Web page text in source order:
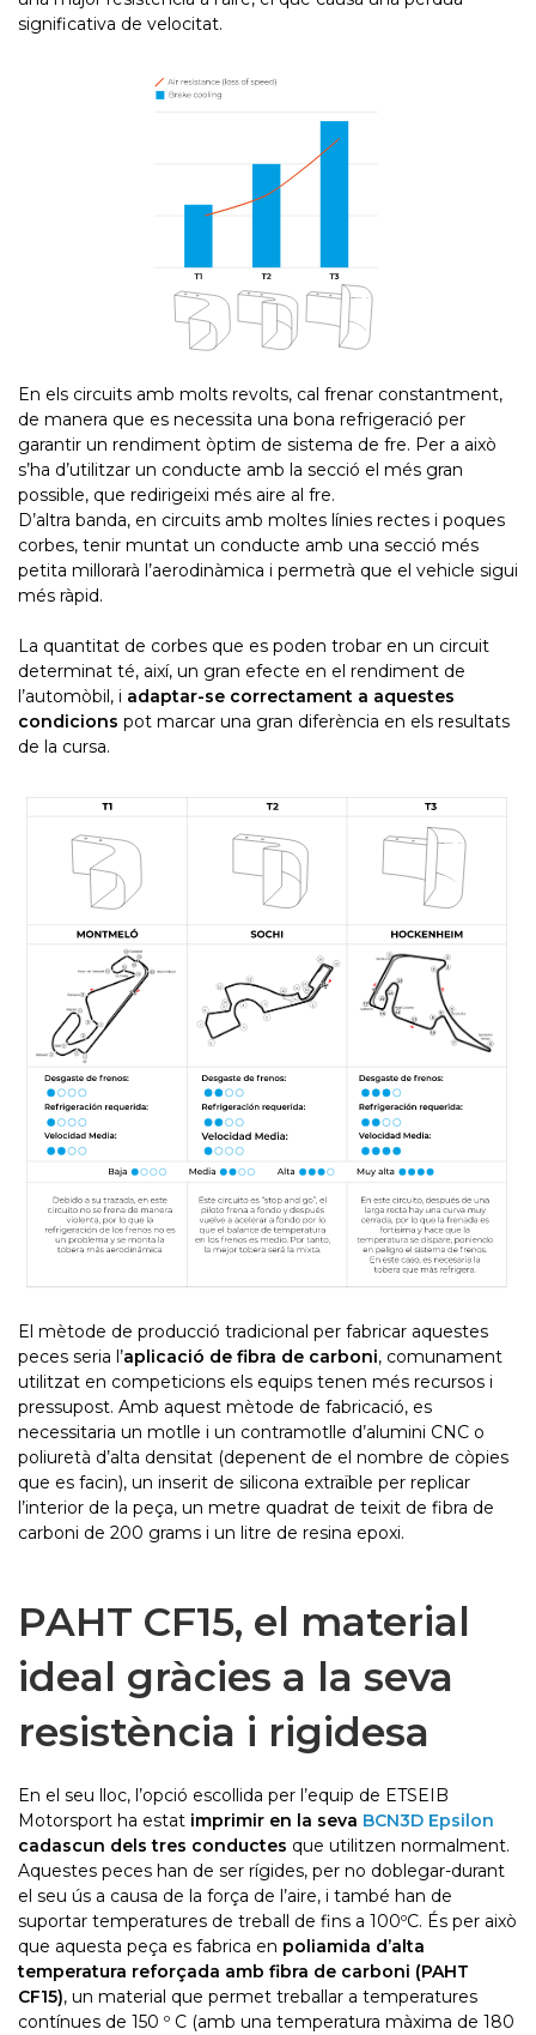
significativa de velocitat.
En els circuits amb molts revolts, cal frenar constantment,
de manera que es necessita una bona refrigeració per
garantir un rendiment òptim de sistema de fre. Per a això
s’ha d’utilitzar un conducte amb la secció el més gran
possible, que redirigeixi més aire al fre.
D’altra banda, en circuits amb moltes línies rectes i poques
corbes, tenir muntat un conducte amb una secció més
petita millorarà l’aerodinàmica i permetrà que el vehicle sigui
més ràpid.
La quantitat de corbes que es poden trobar en un circuit
determinat té, així, un gran efecte en el rendiment de
l’automòbil, i adaptar-se correctament a aquestes
condicions pot marcar una gran diferència en els resultats
de la cursa.
El mètode de producció tradicional per fabricar aquestes
peces seria l’aplicació de fibra de carboni, comunament
utilitzat en competicions els equips tenen més recursos i
pressupost. Amb aquest mètode de fabricació, es
necessitaria un motlle i un contramotlle d’alumini CNC o
poliuretà d’alta densitat (depenent de el nombre de còpies
que es facin), un inserit de silicona extraïble per replicar
l’interior de la peça, un metre quadrat de teixit de fibra de
carboni de 200 grams i un litre de resina epoxi.
PAHT CF15, el material
ideal gràcies a la seva
resistència i rigidesa
En el seu lloc, l’opció escollida per l’equip de ETSEIB
Motorsport ha estat imprimir en la seva BCN3D Epsilon
cadascun dels tres conductes que utilitzen normalment.
Aquestes peces han de ser rígides, per no doblegar-durant
el seu ús a causa de la força de l’aire, i també han de
suportar temperatures de treball de fins a 100ºC. És per això
que aquesta peça es fabrica en poliamida d’alta
temperatura reforçada amb fibra de carboni (PAHT
CF15), un material que permet treballar a temperatures
contínues de 150 º C (amb una temperatura màxima de 180